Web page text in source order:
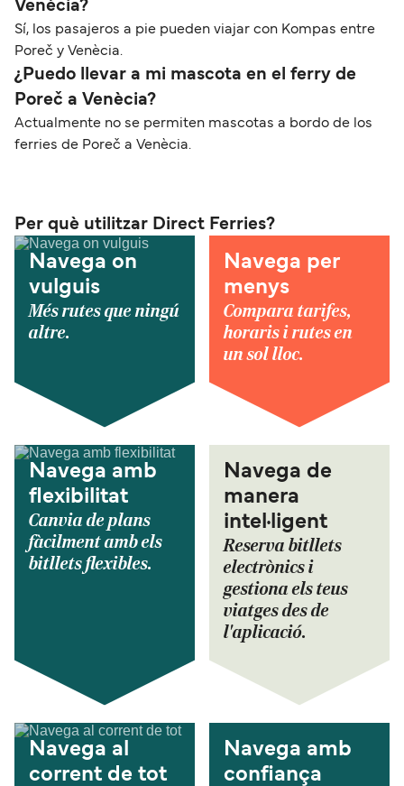
Venècia?
Sí, los pasajeros a pie pueden viajar con Kompas entre
Poreč y Venècia.
¿Puedo llevar a mi mascota en el ferry de
Poreč a Venècia?
Actualmente no se permiten mascotas a bordo de los
ferries de Poreč a Venècia.
Per què utilitzar Direct Ferries?
Navega on
vulguis
Més rutes que ningú
altre.
Navega per
menys
Compara tarifes,
horaris i rutes en
un sol lloc.
Navega amb
flexibilitat
Canvia de plans
fàcilment amb els
bitllets flexibles.
Navega de
manera
intel·ligent
Reserva bitllets
electrònics i
gestiona els teus
viatges des de
l'aplicació.
Navega al
corrent de tot
Navega amb
confiança